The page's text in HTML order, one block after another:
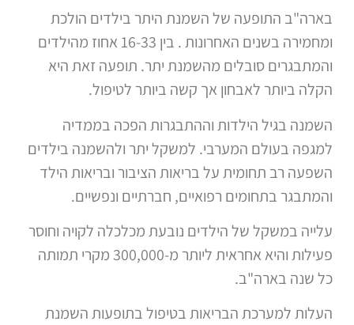
בארה"ב התופעה של השמנת היתר בילדים הולכת
ומחמירה בשנים האחרונות . בין 16-33 אחוז מהילדים
והמתבגרים סובלים מהשמנת יתר. תופעה זאת היא
הקלה ביותר לאבחון אך קשה ביותר לטיפול.
השמנה בגיל הילדות וההתבגרות הפכה בממדיה
למגפה בעולם המערבי. למשקל יתר ולהשמנה בילדים
השפעה רב תחומית על בריאות הציבור ובריאות הילד
והמתבגר בתחומים רפואיים, חברתיים ונפשיים.
עלייה במשקל של הילדים נובעת מכלכלה לקויה וחוסר
פעילות והיא אחראית ליותר מ-300,000 מקרי תמותה
כל שנה בארה"ב.
העלות למערכת הבריאות בטיפול בתופעות השמנת